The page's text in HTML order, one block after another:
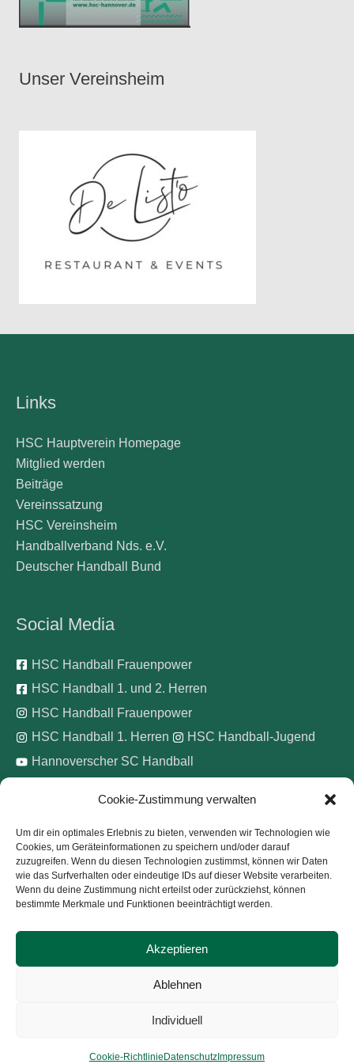
Cookie-Zustimmung verwalten
Um dir ein optimales Erlebnis zu bieten, verwenden wir Technologien wie
Cookies, um Geräteinformationen zu speichern und/oder darauf
zuzugreifen. Wenn du diesen Technologien zustimmst, können wir Daten
wie das Surfverhalten oder eindeutige IDs auf dieser Website verarbeiten.
Wenn du deine Zustimmung nicht erteilst oder zurückziehst, können
bestimmte Merkmale und Funktionen beeinträchtigt werden.
Akzeptieren
Ablehnen
Individuell
Cookie-Richtlinie Datenschutz Impressum
Unser Vereinsheim
Links
HSC Hauptverein Homepage
Mitglied werden
Beiträge
Vereinssatzung
HSC Vereinsheim
Handballverband Nds. e.V.
Deutscher Handball Bund
Social Media
HSC Handball Frauenpower
HSC Handball 1. und 2. Herren
HSC Handball Frauenpower
HSC Handball 1. Herren
HSC Handball-Jugend
Hannoverscher SC Handball
Pinke Zitronen e.V.
Copyright © 2026Hannoverscher Sport-Club von 1893
e.V.
Impressum